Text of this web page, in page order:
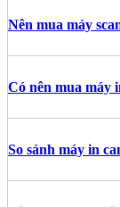
Nên mua máy
Có nên mua máy
So sánh máy in